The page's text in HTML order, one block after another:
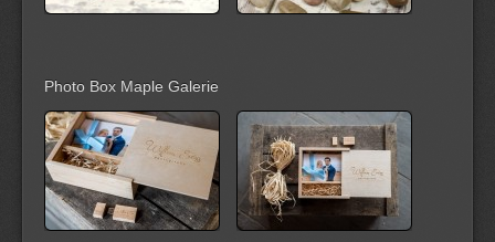
Photo Box Maple Galerie